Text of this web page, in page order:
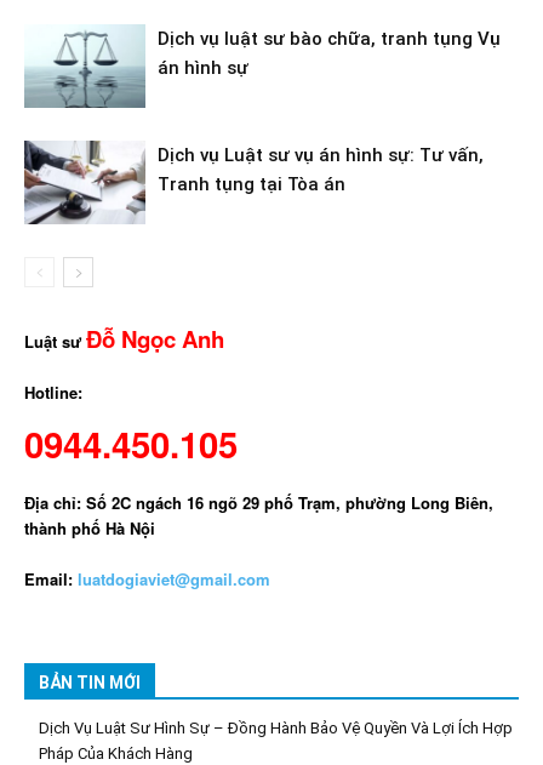
Dịch vụ luật sư bào chữa, tranh tụng Vụ
án hình sự
Dịch vụ Luật sư vụ án hình sự: Tư vấn,
Tranh tụng tại Tòa án
Luật sưĐỗ Ngọc Anh
Hotline:
0944.450.105
Địa chỉ: Số 2C ngách 16 ngõ 29 phố Trạm, phường Long Biên,
thành phố Hà Nội
Email: luatdogiaviet@gmail.com
BẢN TIN MỚI
Dịch Vụ Luật Sư Hình Sự – Đồng Hành Bảo Vệ Quyền Và Lợi Ích Hợp
Pháp Của Khách Hàng